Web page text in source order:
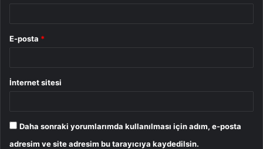
E-posta *
İnternet sitesi
Daha sonraki yorumlarımda kullanılması için adım, e-posta
adresim ve site adresim bu tarayıcıya kaydedilsin.